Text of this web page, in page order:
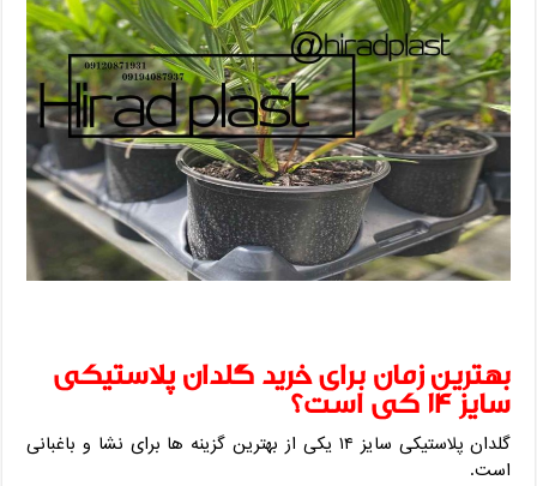
بهترین زمان برای خرید گلدان پلاستیکی
سایز ۱۴ کی است؟
گلدان پلاستیکی سایز ۱۴ یکی از بهترین گزینه ها برای نشا و باغبانی
است.